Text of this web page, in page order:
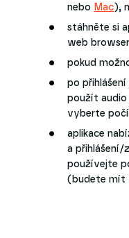
nebo Mac),
stáhněte si
web browser
pokud
po
použít
vyberte
aplikace
a přihlášení/
používejte
(budete mít